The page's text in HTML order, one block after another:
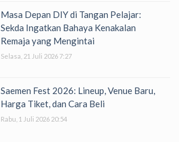
Masa Depan DIY di Tangan Pelajar:
Sekda Ingatkan Bahaya Kenakalan
Remaja yang Mengintai
Selasa, 21 Juli 2026 7:27
Saemen Fest 2026: Lineup, Venue Baru,
Harga Tiket, dan Cara Beli
Rabu, 1 Juli 2026 20:54